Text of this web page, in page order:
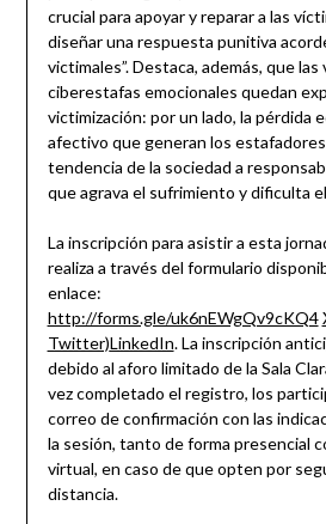
crucial para apoyar y reparar a las
diseñar una respuesta punitiva
victimales”. Destaca, además, que las
ciberestafas emocionales quedan
victimización: por un lado, la pérdida
afectivo que generan los
tendencia de la sociedad a
que agrava el sufrimiento y dificulta
La inscripción para asistir a esta
realiza a través del formulario
enlace:
http://forms.gle/uk6nEWgQv9cKQ4
Twitter)LinkedIn. La inscripción
debido al aforo limitado de la Sala
vez completado el registro, los
correo de confirmación con las
la sesión, tanto de forma presencial
virtual, en caso de que opten por
distancia.